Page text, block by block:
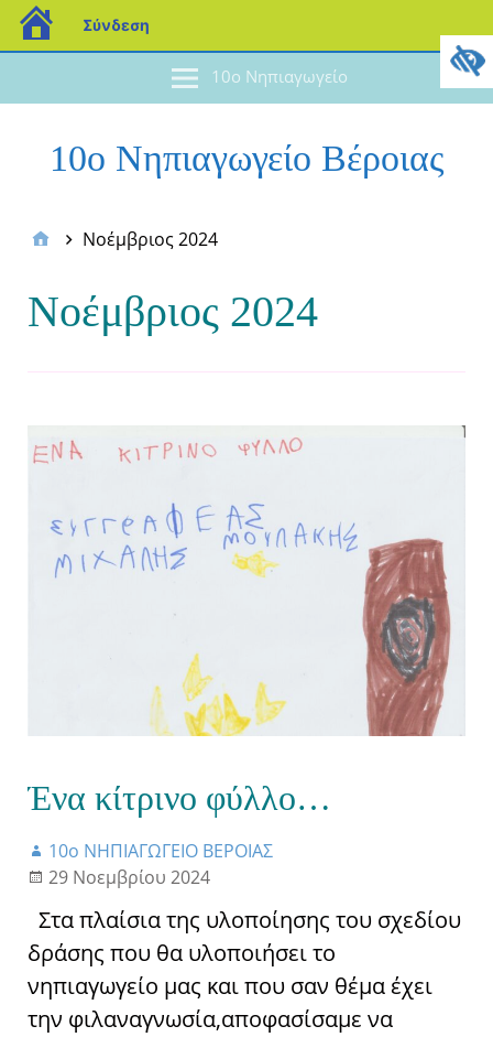
10ο Νηπιαγωγείο
10ο Νηπιαγωγείο Βέροιας
Νοέμβριος 2024
Νοέμβριος 2024
Ένα κίτρινο φύλλο…
10ο ΝΗΠΙΑΓΩΓΕΙΟ ΒΕΡΟΙΑΣ
29 Νοεμβρίου 2024
Στα πλαίσια της υλοποίησης του σχεδίου
δράσης που θα υλοποιήσει το
νηπιαγωγείο μας και που σαν θέμα έχει
την φιλαναγνωσία,αποφασίσαμε να
Σύνδεση